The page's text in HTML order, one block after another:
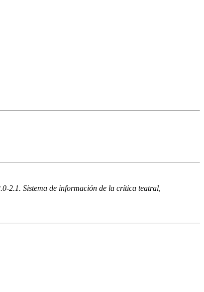
2.1. Sistema de información de la crítica teatral,